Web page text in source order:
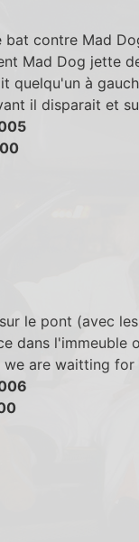
bat contre Mad
Mad Dog jette
quelqu'un à
il disparait et
le pont (avec
dans l'immeuble
we are waitting for